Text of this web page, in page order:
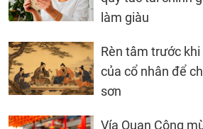
làm giàu
Rèn tâm trước
của cổ nhân để
sơn
Vía Quan Công